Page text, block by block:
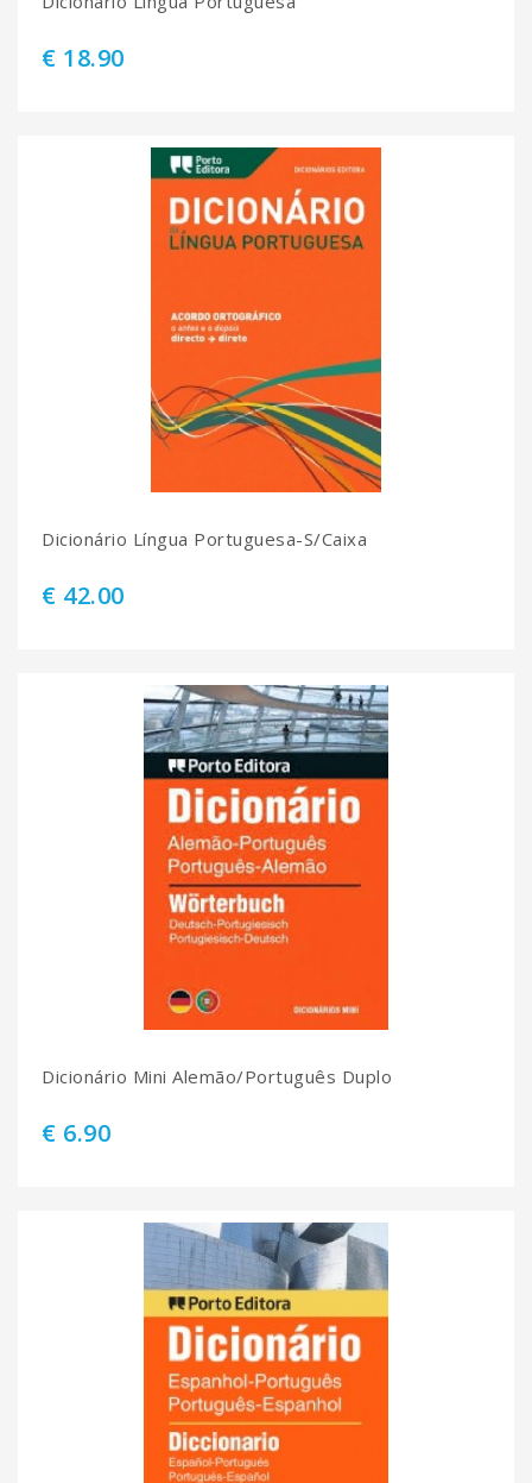
€ 18.90
Dicionário Língua Portuguesa-S/Caixa
€ 42.00
Dicionário Mini Alemão/Português Duplo
€ 6.90